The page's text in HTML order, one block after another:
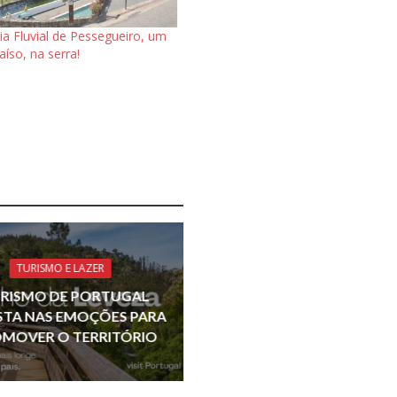
Fluvial de Pessegueiro, um
na serra!
TURISMO E LAZER
DE PORTUGAL
NAS EMOÇÕES PARA
O TERRITÓRIO